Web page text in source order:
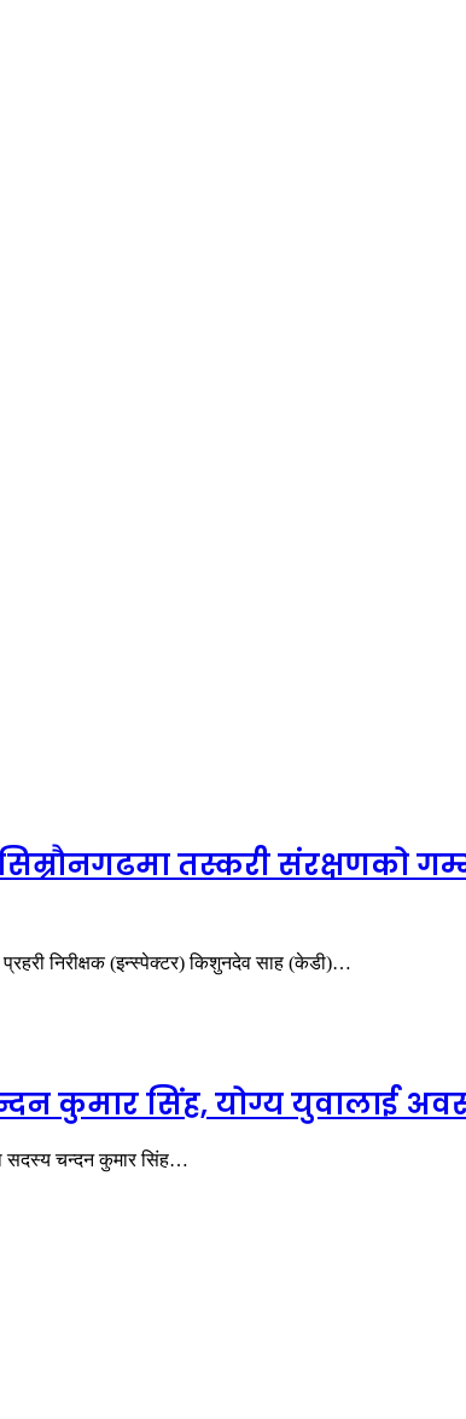
तस्करी संरक्षणको
निरीक्षक (इन्स्पेक्टर) किशुनदेव साह (केडी)…
कुमार सिंह, योग्य युवालाई
सदस्य चन्दन कुमार सिंह…